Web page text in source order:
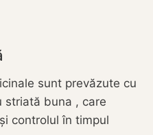
sunt prevăzute cu
striată buna , care
controlul în timpul